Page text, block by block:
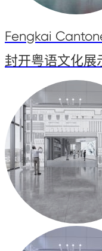
Fengkai
封开粤语文化展